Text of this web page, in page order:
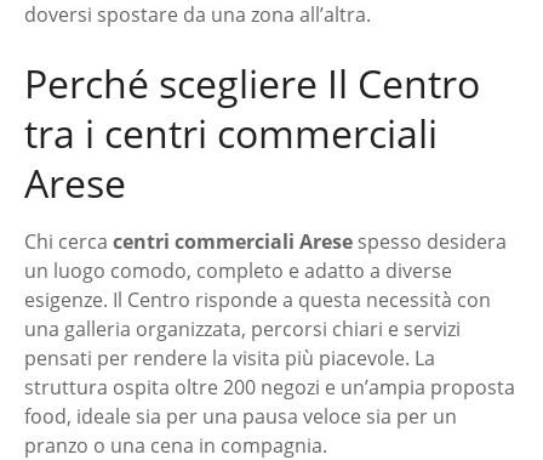
doversi spostare da una zona all’altra.
Perché scegliere Il Centro
tra i centri commerciali
Arese
Chi cerca centri commerciali Arese spesso desidera
un luogo comodo, completo e adatto a diverse
esigenze. Il Centro risponde a questa necessità con
una galleria organizzata, percorsi chiari e servizi
pensati per rendere la visita più piacevole. La
struttura ospita oltre 200 negozi e un’ampia proposta
food, ideale sia per una pausa veloce sia per un
pranzo o una cena in compagnia.